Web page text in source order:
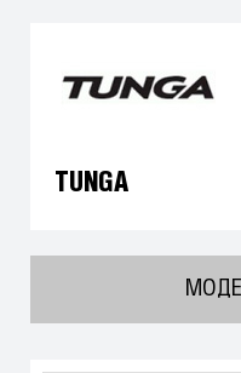
TUNGA